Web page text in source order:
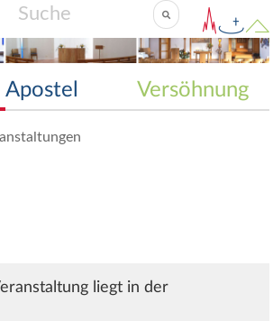
Apostel Versöhnung
liegt in der